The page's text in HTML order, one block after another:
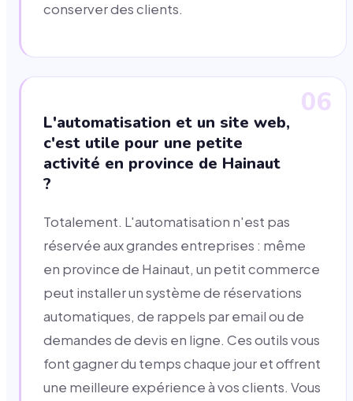
conserver des clients.
06
L'automatisation et un site web,
c'est utile pour une petite
activité en province de Hainaut
?
Totalement. L'automatisation n'est pas
réservée aux grandes entreprises : même
en province de Hainaut, un petit commerce
peut installer un système de réservations
automatiques, de rappels par email ou de
demandes de devis en ligne. Ces outils vous
font gagner du temps chaque jour et offrent
une meilleure expérience à vos clients. Vous